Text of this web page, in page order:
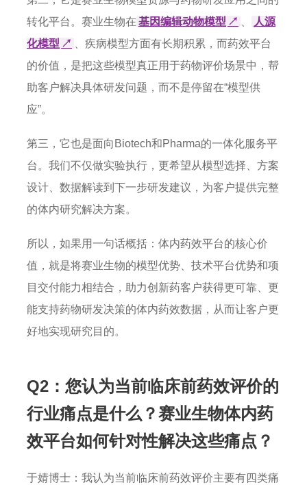
转化平台。赛业生物在 基因编辑动物模型 ↗
人源
化模型 ↗
、疾病模型方面有长期积累，而药效平台
的价值，是把这些模型真正用于药物评价场景中，帮
助客户解决具体研发问题，而不是停留在“模型供
应”。
第三，它也是面向Biotech和Pharma的一体化服务平
台。我们不仅做实验执行，更希望从模型选择、方案
设计、数据解读到下一步研发建议，为客户提供完整
的体内研究解决方案。
所以，如果用一句话概括：体内药效平台的核心价
值，就是将赛业生物的模型优势、技术平台优势和项
目交付能力相结合，助力创新药客户获得更可靠、更
能支持药物研发决策的体内药效数据，从而让客户更
好地实现研究目的。
Q2：您认为当前临床前药效评价的
行业痛点是什么？赛业生物体内药
效平台如何针对性解决这些痛点？
于婧博士：我认为当前临床前药效评价主要有四类痛